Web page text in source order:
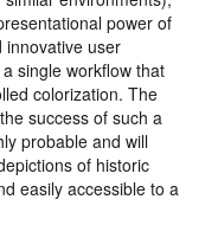
power of
innovative user
single workflow that
colorization. The
success of such a
probable and will
of historic
easily accessible to a